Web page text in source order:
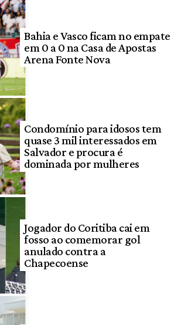
Bahia e Vasco ficam no empate
em 0 a 0 na Casa de Apostas
Arena Fonte Nova
Condomínio para idosos tem
quase 3 mil interessados em
Salvador e procura é
dominada por mulheres
Jogador do Coritiba cai em
fosso ao comemorar gol
anulado contra a
Chapecoense